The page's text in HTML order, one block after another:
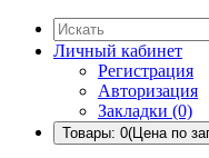
Личный кабинет
Регистрация
Авторизация
Закладки (0)
Товары: 0(Цена по